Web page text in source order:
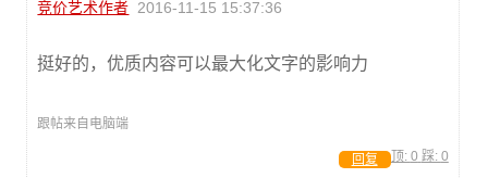
竞价艺术作者 2016-11-15 15:37:36
挺好的，优质内容可以最大化文字的影响力
跟帖来自电脑端
顶: 0 踩: 0
回复